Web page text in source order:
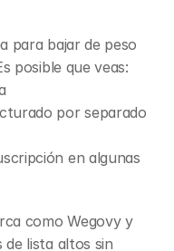
para bajar de peso
posible que veas:
por separado
en algunas
como Wegovy y
lista altos sin